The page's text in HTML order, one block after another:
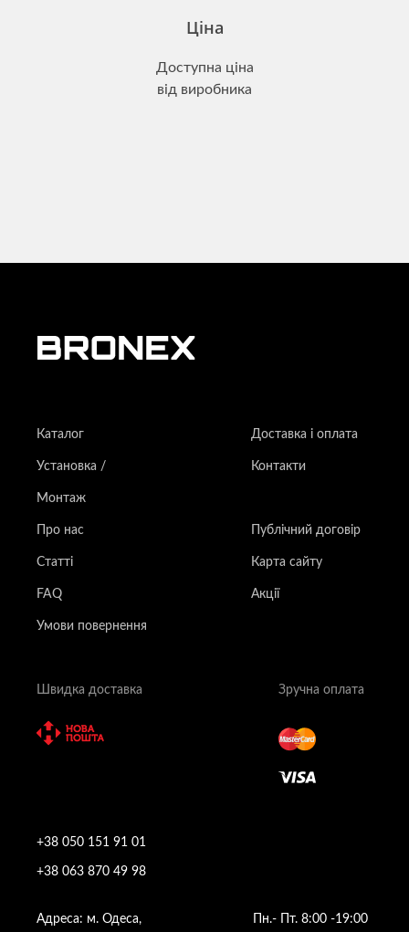
Ціна
Доступна ціна
від виробника
+38 050 151 91 01
+38 063 870 49 98
Пн.- Пт. 8:00 -19:00
Адреса: м. Одеса,
Каталог Доставка і оплата
Установка /
Монтаж
Контакти
Про нас Публічний договір
Статті Карта сайту
FAQ Акції
Умови повернення
Швидка доставка Зручна оплата